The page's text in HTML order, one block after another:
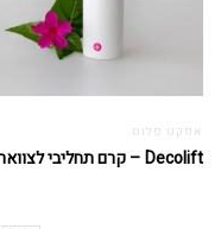
אפקט פלוס
Decolift – קרם תחליבי לצוואר